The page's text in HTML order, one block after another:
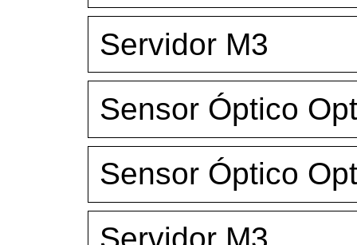
Servidor M3
Sensor Óptico
Sensor Óptico